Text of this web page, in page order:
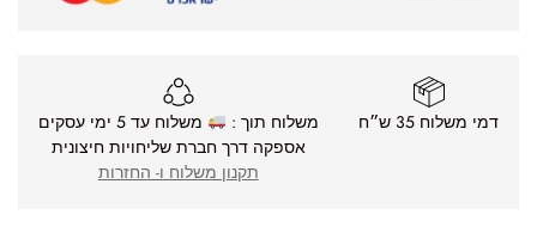
דמי משלוח 35 ש״ח משלוח תוך :
משלוח עד 5 ימי עסקים
אספקה דרך חברת שליחויות חיצונית
תקנון משלוח ו- החזרות